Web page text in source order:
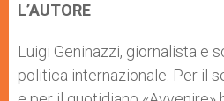
L’AUTORE
Luigi Geninazzi, giornalista e
politica internazionale. Per il